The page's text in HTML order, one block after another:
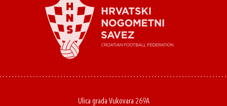
Ulica grada Vukovara 269A